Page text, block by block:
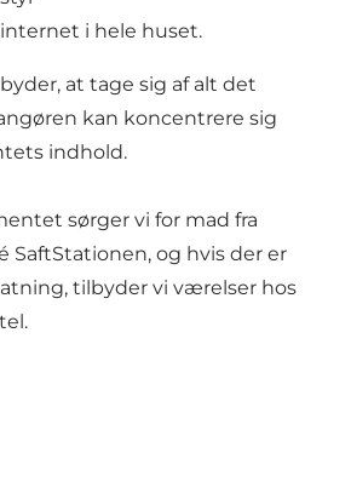
i hele huset.
at tage sig af alt det
kan koncentrere sig
indhold.
sørger vi for mad fra
SaftStationen, og hvis der er
tilbyder vi værelser hos